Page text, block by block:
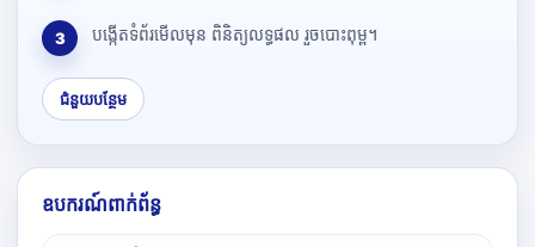
3 បង្កើតទំព័រមើលមុន ពិនិត្យលទ្ធផល រួចបោះពុម្ព។
ជំនួយបន្ថែម
ឧបករណ៍ពាក់ព័ន្ធ